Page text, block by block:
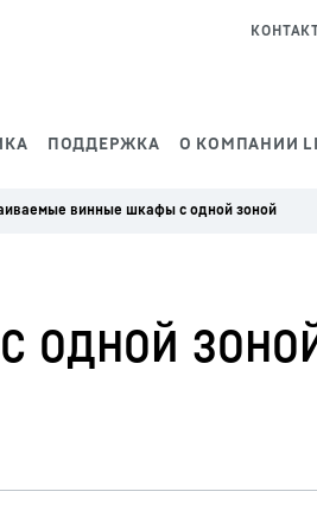
ПОДДЕРЖКА О КОМПАНИИ
винные шкафы с одной зоной
одной